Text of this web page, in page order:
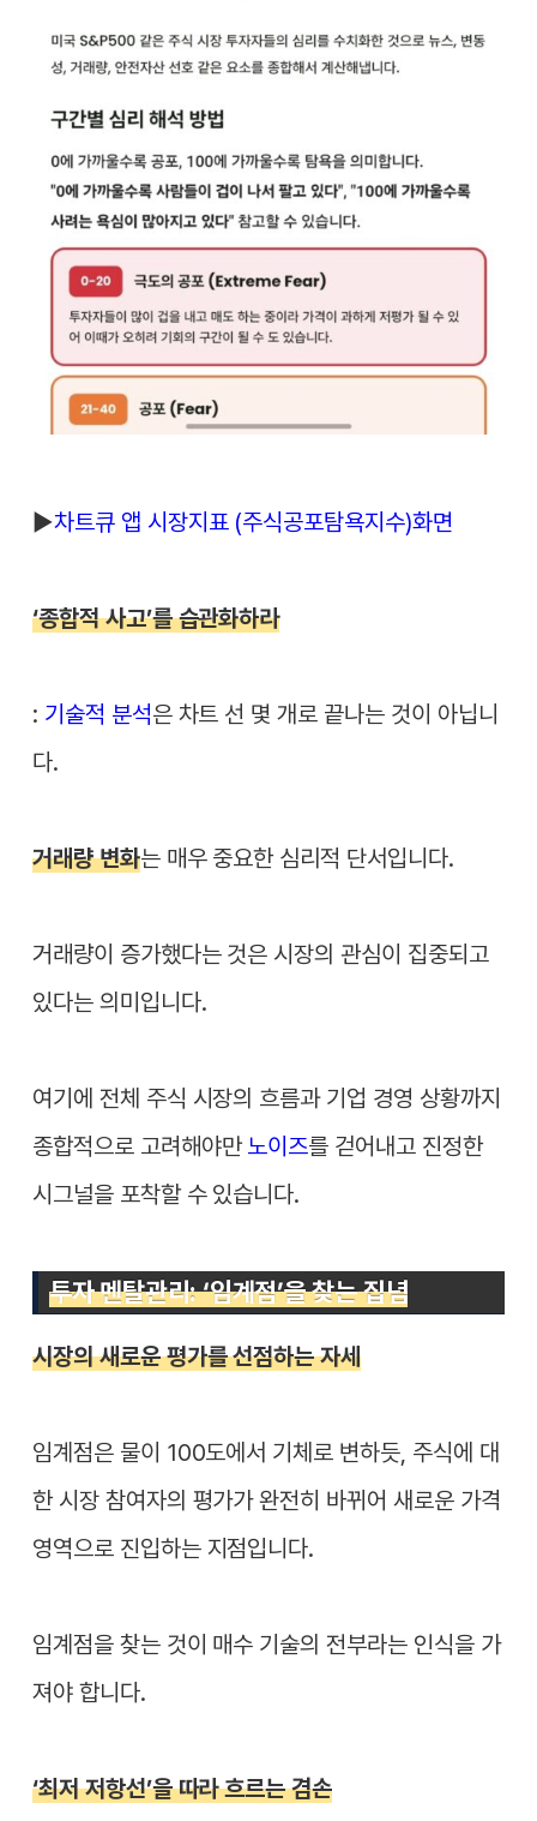
▶︎차트큐 앱 시장지표 (주식공포탐욕지수)화면
‘종합적 사고’를 습관화하라
: 기술적 분석은 차트 선 몇 개로 끝나는 것이 아닙니
다.
거래량 변화는 매우 중요한 심리적 단서입니다.
거래량이 증가했다는 것은 시장의 관심이 집중되고
있다는 의미입니다.
여기에 전체 주식 시장의 흐름과 기업 경영 상황까지
종합적으로 고려해야만노이즈를 걷어내고 진정한
시그널을 포착할 수 있습니다.
투자 멘탈관리: ‘임계점’을 찾는 집념
시장의 새로운 평가를 선점하는 자세
임계점은 물이 100도에서 기체로 변하듯, 주식에 대
한 시장 참여자의 평가가 완전히 바뀌어 새로운 가격
영역으로 진입하는 지점입니다.
임계점을 찾는 것이 매수 기술의 전부라는 인식을 가
져야 합니다.
‘최저 저항선’을 따라 흐르는 겸손